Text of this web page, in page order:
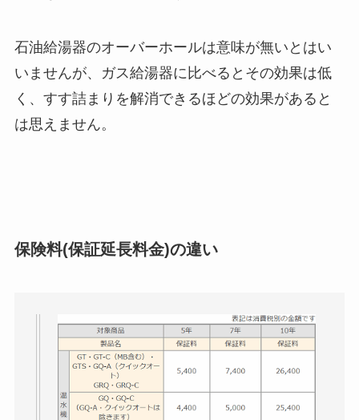
石油給湯器のオーバーホールは意味が無いとはい
いませんが、ガス給湯器に比べるとその効果は低
く、すす詰まりを解消できるほどの効果があると
は思えません。
保険料(保証延長料金)の違い